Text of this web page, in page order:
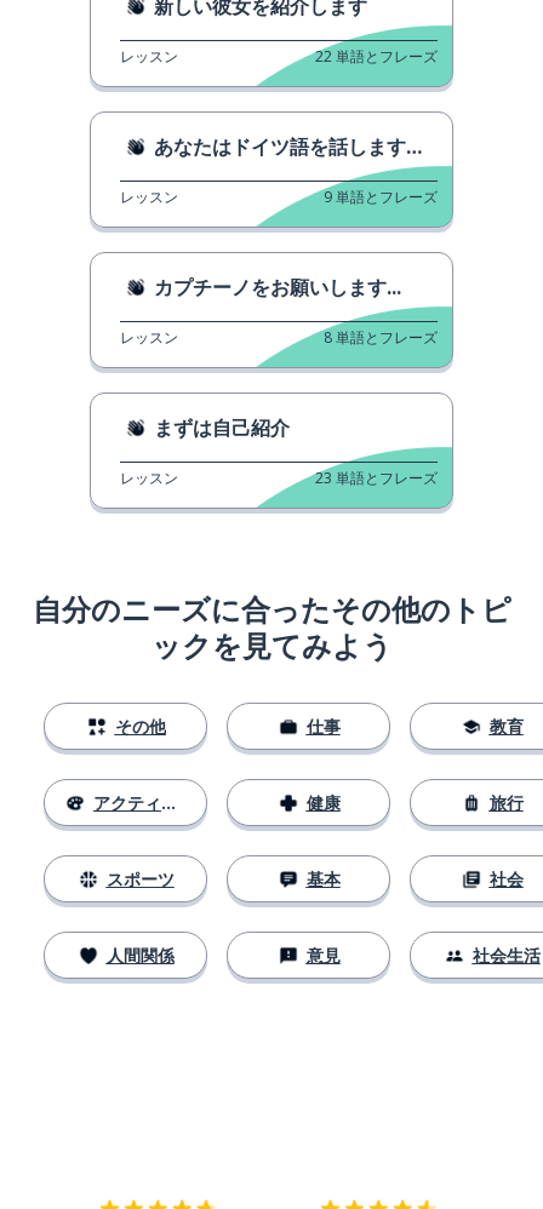
新しい彼女を紹介します
レッスン 22単語とフレーズ
あなたはドイツ語を話しますか？
レッスン 9単語とフレーズ
カプチーノをお願いします...
レッスン 8単語とフレーズ
まずは自己紹介
レッスン 23 単語とフレーズ
自分のニーズに合ったその他のトピ
ックを見てみよう
その他
アクティビティ
スポーツ
人間関係
仕事
健康
基本
意見
教育
旅行
社会
社会生活